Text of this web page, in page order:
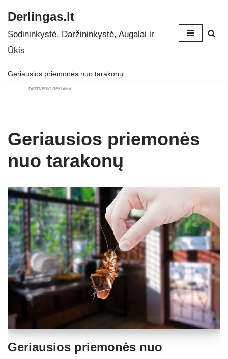
Skip
to
Derlingas.lt
Sodininkystė, Daržininkystė, Augalai ir
Ūkis
Geriausios priemonės nuo tarakonų
PARTNERIO REKLAMA
Geriausios priemonės
nuo tarakonų
Geriausios priemonės nuo